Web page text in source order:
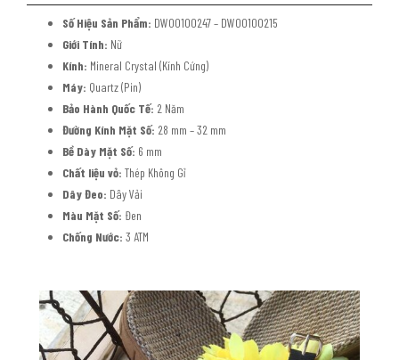
Số Hiệu Sản Phẩm: DW00100247 – DW00100215
Giới Tính: Nữ
Kính: Mineral Crystal (Kính Cứng)
Máy: Quartz (Pin)
Bảo Hành Quốc Tế: 2 Năm
Đường Kính Mặt Số: 28 mm – 32 mm
Bề Dày Mặt Số: 6 mm
Chất liệu vỏ: Thép Không Gỉ
Dây Đeo: Dây Vải
Màu Mặt Số: Đen
Chống Nước: 3 ATM